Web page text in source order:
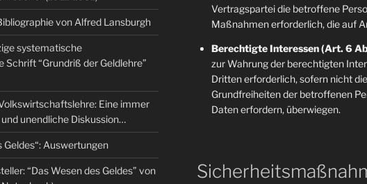
von Alfred Lansburgh
systematische
Schrift “Grundriß der Geldlehre”
Eine immer
unendliche Diskussion…
Geldes“: Auswertungen
“Das Wesen des Geldes” von
Vertragspartei die betroffene
Maßnahmen erforderlich, die auf
Berechtigte Interessen (Art. 6
zur Wahrung der berechtigten
Dritten erforderlich, sofern nicht
Grundfreiheiten der betroffenen
Daten erfordern, überwiegen.